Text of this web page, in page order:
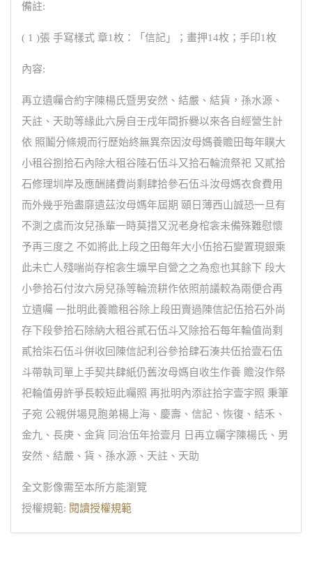
備註:
( 1 )張 手寫樣式 章1枚：「信記」；畫押14枚；手印1枚
內容:
再立遺囑合約字陳楊氏暨男安然、結嚴、結貨，孫水源、
天註、天助等緣此六房自壬戌年間拆爨以來各自經營生計
依 照鬮分條規而行歷始終無異奈因汝母媽養贍田每年贌大
小租谷捌拾石內除大租谷陸石伍斗又拾石輪流祭祀 又貳拾
石修理圳岸及應酬諸費尚剩肆拾參石伍斗汝母媽衣食費用
而外幾乎殆盡靡遺茲汝母媽年屆期 頤日薄西山誠恐一旦有
不測之虞而汝兒孫輩一時莫措又況老身棺衾未備殊難慰懷
予再三度之 不如將此上段之田每年大小伍拾石變置現銀乘
此未亡人殘喘尚存棺衾生壙早自營之之為愈也其餘下 段大
小參拾石付汝六房兒孫等輪流耕作依照前議較為兩便合再
立遺囑 一批明此養贍租谷除上段田賣過陳信記伍拾石外尚
存下段參拾石除納大租谷貳石伍斗又除拾石每年輪值尚剩
貳拾柒石伍斗併收回陳信記利谷參拾肆石湊共伍拾壹石伍
斗帶執司單上手契共肆紙仍舊汝母媽自收生作養 贍沒作祭
祀輪值毋許爭長較短此囑照 再批明內添註拾字壹字照 秉筆
子宛 公親併場見胞弟楊上海、慶壽、信記、恢復、結禾、
金九、長庚、金貨 同治伍年拾壹月 日再立囑字陳楊氏、男
安然、結嚴、貨、孫水源、天註、天助
全文影像需至本所方能瀏覽
授權規範: 閱讀授權規範